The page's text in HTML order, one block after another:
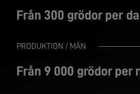
Från 300 grödor per
PRODUKTION / MÅN
Från 9 000 grödor per